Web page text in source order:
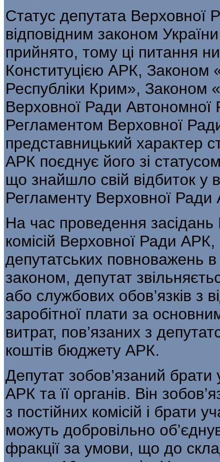
Статус депутата Верховної
відповідним законом
прийнято, тому ці питання
Конституцією АРК, Законом
Республіки Крим», Законом
Верховної Ради Автономної
Регламентом Верховної
представницький характер
АРК поєднує його зі
що знайшло свій відбиток у
Регламенту Верховної Ради
На час проведення
комісій Верховної Ради
депутатських повноважень
законом, депутат
або службових обов’язків з
заробітної плати за
витрат, пов’язаних з
коштів бюджету АРК.
Депутат зобов’язаний
АРК та її органів. Він
з постійних комісій і брати
можуть добровільно
фракції за умови, що до